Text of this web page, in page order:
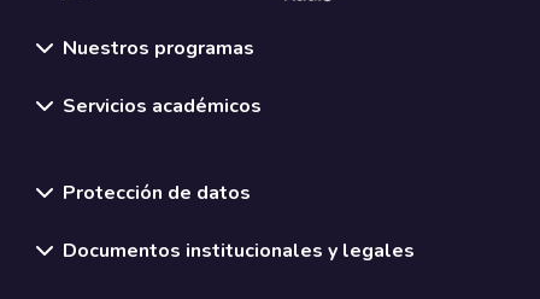
Nuestros programas
Servicios académicos
Protección de datos
Documentos institucionales y legales